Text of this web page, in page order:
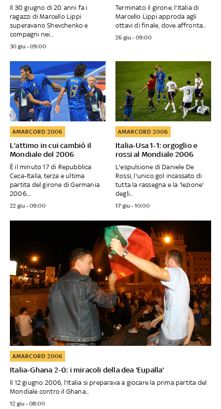
Il 30 giugno di 20 anni fa i
ragazzi di Marcello Lippi
superavano Shevchenko e
compagni nei...
30 giu - 09:00
Terminato il girone, l'Italia di
Marcello Lippi approda agli
ottavi di finale, dove affronta...
26 giu - 09:00
L'attimo in cui cambiò il
Mondiale del 2006
AMARCORD 2006
È il minuto 17 di Repubblica
Ceca-Italia, terza e ultima
partita del girone di Germania
2006....
22 giu - 09:00
Italia-Usa 1-1: orgoglio e
rossi al Mondiale 2006
AMARCORD 2006
L'espulsione di Daniele De
Rossi, l'unico gol incassato di
tutta la rassegna e la 'lezione'
degli...
17 giu - 10:00
Italia-Ghana 2-0: i miracoli della dea 'Eupalla'
AMARCORD 2006
Il 12 giugno 2006, l'Italia si preparava a giocare la prima partita del
Mondiale contro il Ghana...
12 giu - 08:00